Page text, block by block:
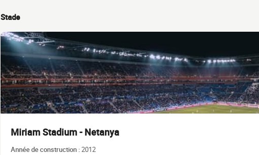
Stade
Miriam Stadium - Netanya
Année de construction :2012